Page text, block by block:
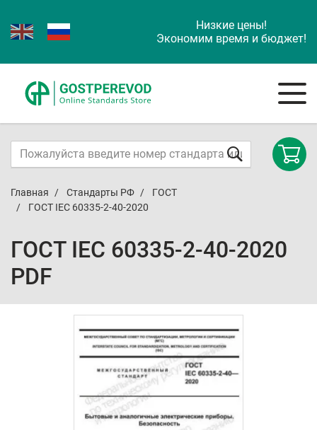
Низкие цены!
Экономим время и бюджет!
Главная Стандарты РФ
ГОСТ
ГОСТ IEC 60335-2-40-2020
ГОСТ IEC 60335-2-40-2020
PDF